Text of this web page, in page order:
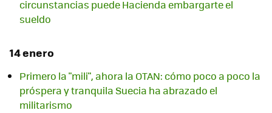
circunstancias puede Hacienda embargarte el
sueldo
14 enero
Primero la "mili", ahora la OTAN: cómo poco a poco la
próspera y tranquila Suecia ha abrazado el
militarismo